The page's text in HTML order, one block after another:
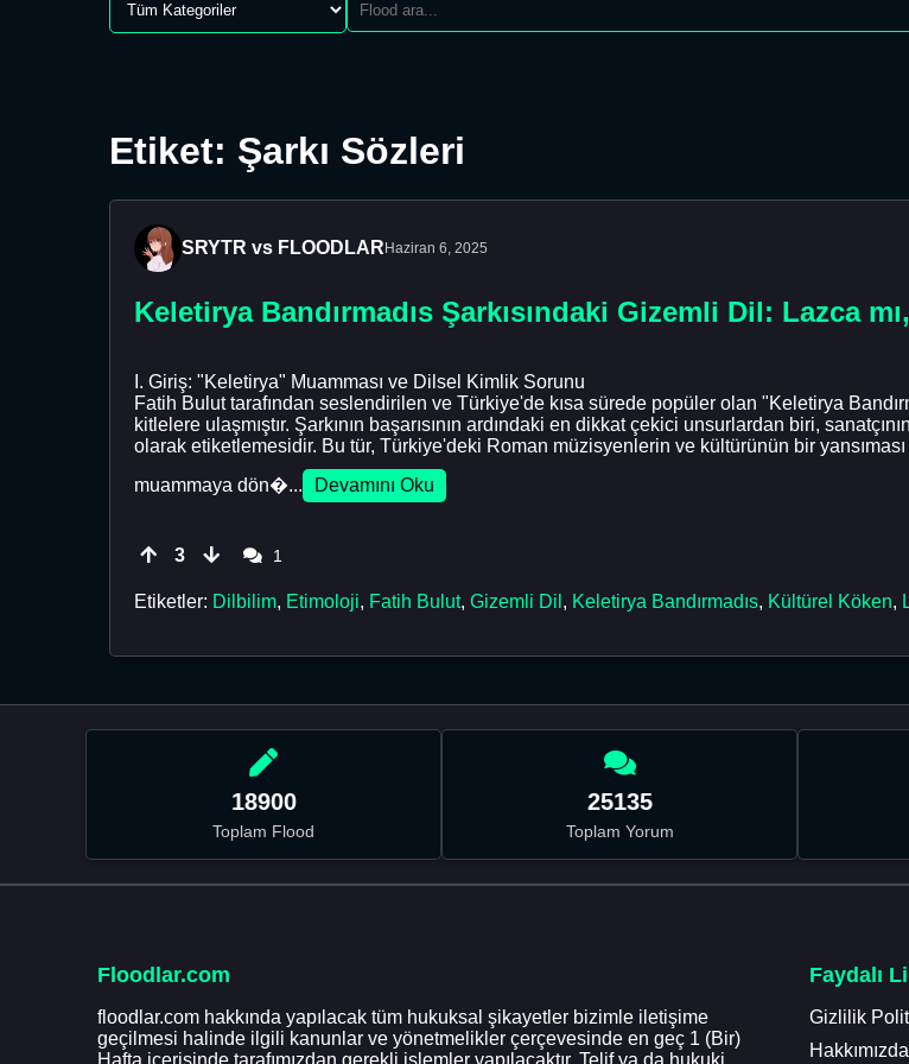
Etiket: Şarkı Sözleri
SRYTR vs FLOODLARHaziran 6, 2025
Keletirya Bandırmadıs Şarkısındaki Gizemli Dil: Lazca
I. Giriş: "Keletirya" Muamması ve Dilsel Kimlik Sorunu
Fatih Bulut tarafından seslendirilen ve Türkiye'de kısa sürede popüler olan "Keletirya
kitlelere ulaşmıştır. Şarkının başarısının ardındaki en dikkat çekici unsurlardan biri,
olarak etiketlemesidir. Bu tür, Türkiye'deki Roman müzisyenlerin ve kültürünün bir
muammaya dön�...
Devamını Oku
3 1
Etiketler: Dilbilim, Etimoloji, Fatih Bulut, Gizemli Dil , Keletirya Bandırmadıs, Kültürel Köken,
18900
Toplam Flood
25135
Toplam Yorum
Floodlar.com
floodlar.com hakkında yapılacak tüm hukuksal şikayetler bizimle iletişime
geçilmesi halinde ilgili kanunlar ve yönetmelikler çerçevesinde en geç 1 (Bir)
Hafta içerisinde tarafımızdan gerekli işlemler yapılacaktır. Telif ya da hukuki
Faydalı
Gizlilik
Hakkımızda